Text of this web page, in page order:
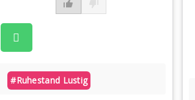
#ruhestand Lustig